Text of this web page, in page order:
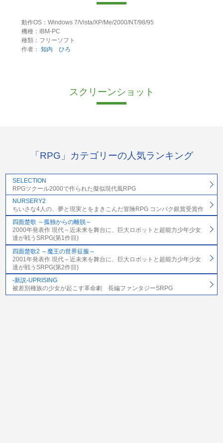
動作OS：Windows 7/Vista/XP/Me/2000/NT/98/95
機種：IBM-PC
種類：フリーソフト
作者： 知内 ひろ
スクリーンショット
「RPG」カテゴリーの人気ランキング
SELECTION
RPGツクール2000で作られた擬似現代風RPG
NURSERY2
ちいさな4人の、夢と現実とをまきこんだ冒険RPG コンパク銀賞受賞作
四面楚歌 ～孤独からの離脱～
2000年発表作 現代～近未来を舞台に、巨大ロボットと超能力少年少女
達が戦うSRPG(第1作目)
四面楚歌2 ～魔王の世界征服～
2001年発表作 現代～近未来を舞台に、巨大ロボットと超能力少年少女
達が戦うSRPG(第2作目)
-新説-UPRISING
被差別種族の少女が起こす革命劇 長編ファンタジーSRPG